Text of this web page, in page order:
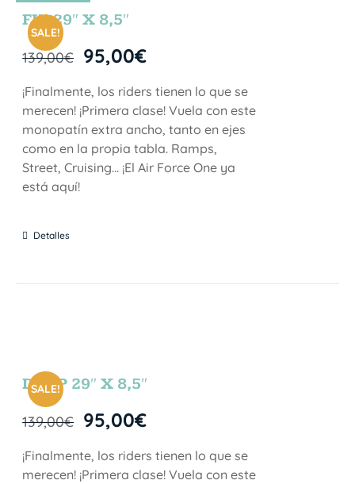
SALE!
NTE
FIJI 29″ X 8,5″
139,00€ 95,00€
¡Finalmente, los riders tienen lo que se
merecen! ¡Primera clase! Vuela con este
monopatín extra ancho, tanto en ejes
como en la propia tabla. Ramps,
Street, Cruising… ¡El Air Force One ya
está aquí!
Detalles
SALE!
DROP 29″ X 8,5″
139,00€ 95,00€
¡Finalmente, los riders tienen lo que se
merecen! ¡Primera clase! Vuela con este